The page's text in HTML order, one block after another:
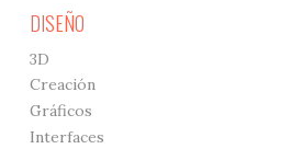
DISEÑO
3D
Creación
Gráficos
Interfaces